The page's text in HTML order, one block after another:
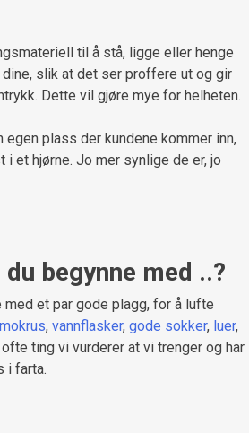
til å stå, ligge eller henge
slik at det ser proffere ut og gir
Dette vil gjøre mye for helheten.
egen plass der kundene kommer inn,
i et hjørne. Jo mer synlige de er, jo
begynne med ..?
et par gode plagg, for å lufte
, vannflasker, gode sokker, luer,
ofte ting vi vurderer at vi trenger og har
i farta.